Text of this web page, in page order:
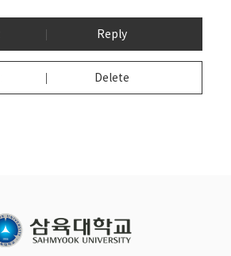
Reply
Delete